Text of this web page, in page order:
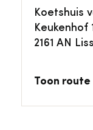
Koetshuis
Keukenhof 1
2161 AN
Toon